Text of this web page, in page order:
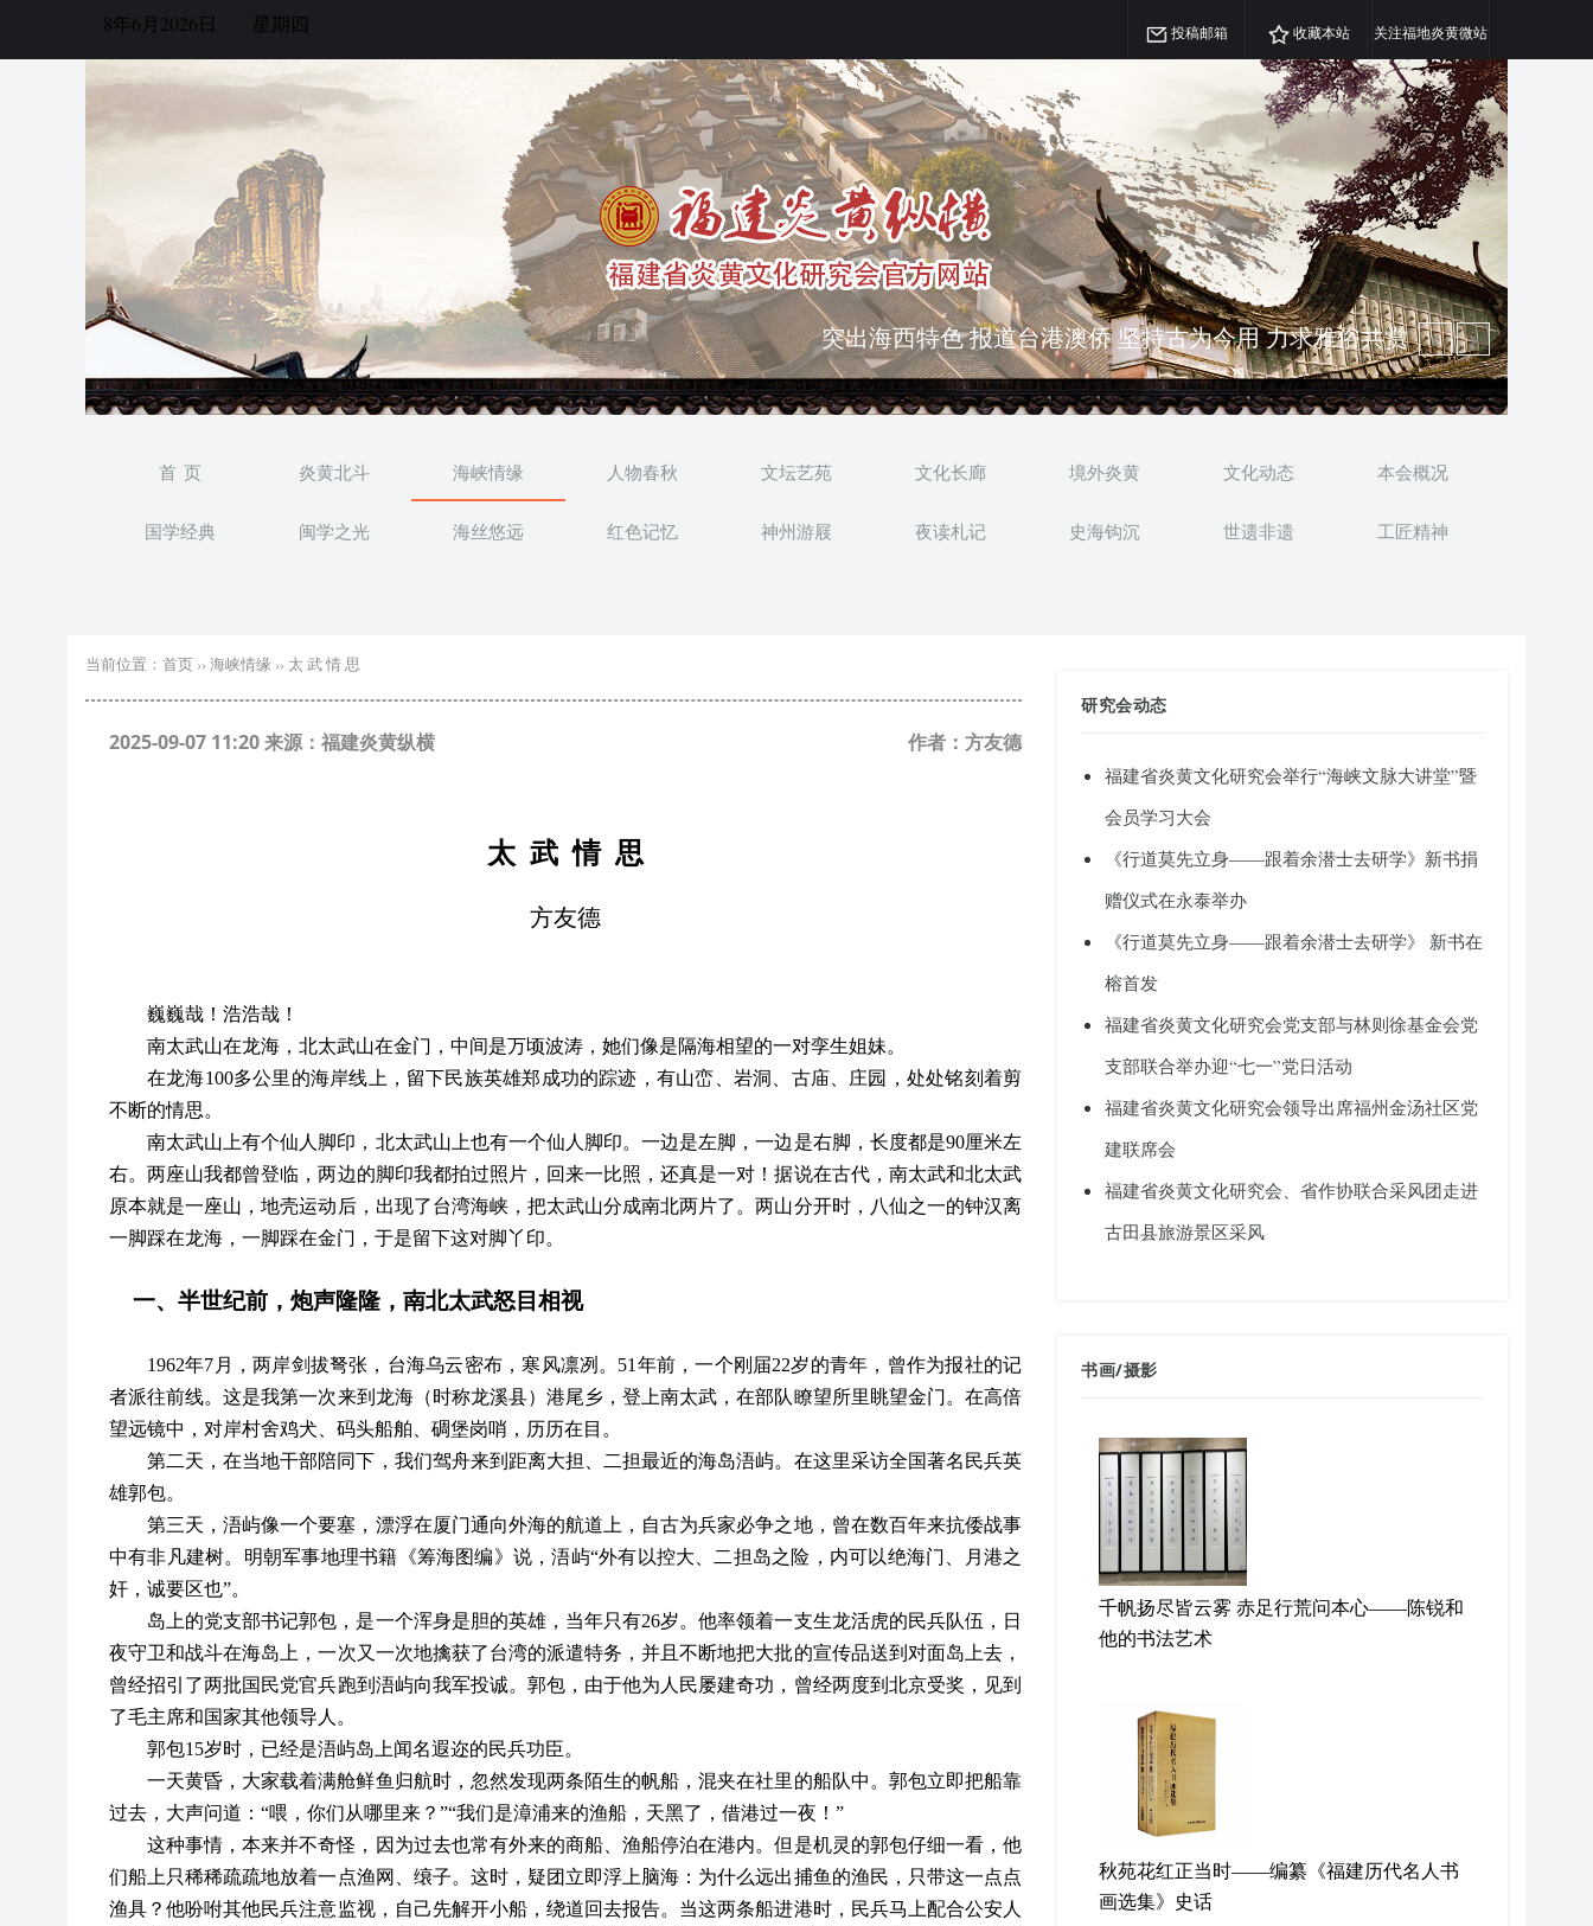
8年6月2026日 星期四 投稿邮箱 收藏本站 关注福地炎黄微站
弘扬优秀文化 振奋民族精神 介绍民族瑰宝 宣传中华精英
突出海西特色 报道台港澳侨 坚持古为今用 力求雅俗共赏
首 页 炎黄北斗 海峡情缘 人物春秋 文坛艺苑 文化长廊 境外炎黄 文化动态 本会概况
国学经典 闽学之光 海丝悠远 红色记忆 神州游屐 夜读札记 史海钩沉 世遗非遗 工匠精神
当前位置： 首页 ›› 海峡情缘 ›› 太 武 情 思
2025-09-07 11:20 来源：福建炎黄纵横 作者：方友德
太 武 情 思
方友德
巍巍哉！浩浩哉！
南太武山在龙海，北太武山在金门，中间是万顷波涛，她们像是隔海相望的一对孪生姐妹。
在龙海100多公里的海岸线上，留下民族英雄郑成功的踪迹，有山峦、岩洞、古庙、庄园，处处铭刻着剪
不断的情思。
南太武山上有个仙人脚印，北太武山上也有一个仙人脚印。一边是左脚，一边是右脚，长度都是90厘米左
右。两座山我都曾登临，两边的脚印我都拍过照片，回来一比照，还真是一对！据说在古代，南太武和北太武
原本就是一座山，地壳运动后，出现了台湾海峡，把太武山分成南北两片了。两山分开时，八仙之一的钟汉离
一脚踩在龙海，一脚踩在金门，于是留下这对脚丫印。
一、半世纪前，炮声隆隆，南北太武怒目相视
1962年7月，两岸剑拔弩张，台海乌云密布，寒风凛冽。51年前，一个刚届22岁的青年，曾作为报社的记
者派往前线。这是我第一次来到龙海（时称龙溪县）港尾乡，登上南太武，在部队瞭望所里眺望金门。在高倍
望远镜中，对岸村舍鸡犬、码头船舶、碉堡岗哨，历历在目。
第二天，在当地干部陪同下，我们驾舟来到距离大担、二担最近的海岛浯屿。在这里采访全国著名民兵英
雄郭包。
第三天，浯屿像一个要塞，漂浮在厦门通向外海的航道上，自古为兵家必争之地，曾在数百年来抗倭战事
中有非凡建树。明朝军事地理书籍《筹海图编》说，浯屿“外有以控大、二担岛之险，内可以绝海门、月港之
奸，诚要区也”。
岛上的党支部书记郭包，是一个浑身是胆的英雄，当年只有26岁。他率领着一支生龙活虎的民兵队伍，日
夜守卫和战斗在海岛上，一次又一次地擒获了台湾的派遣特务，并且不断地把大批的宣传品送到对面岛上去，
曾经招引了两批国民党官兵跑到浯屿向我军投诚。郭包，由于他为人民屡建奇功，曾经两度到北京受奖，见到
了毛主席和国家其他领导人。
郭包15岁时，已经是浯屿岛上闻名遐迩的民兵功臣。
一天黄昏，大家载着满舱鲜鱼归航时，忽然发现两条陌生的帆船，混夹在社里的船队中。郭包立即把船靠
过去，大声问道： “喂，你们从哪里来？”“我们是漳浦来的渔船，天黑了，借港过一夜！”
这种事情，本来并不奇怪，因为过去也常有外来的商船、渔船停泊在港内。但是机灵的郭包仔细一看，他
们船上只稀稀疏疏地放着一点渔网、缞子。这时，疑团立即浮上脑海：为什么远出捕鱼的渔民，只带这一点点
渔具？他吩咐其他民兵注意监视，自己先解开小船，绕道回去报告。当这两条船进港时，民兵马上配合公安人
研究会动态
福建省炎黄文化研究会举行“海峡文脉大讲堂”暨
会员学习大会
《行道莫先立身——跟着余潜士去研学》新书捐
赠仪式在永泰举办
《行道莫先立身——跟着余潜士去研学》 新书在
榕首发
福建省炎黄文化研究会党支部与林则徐基金会党
支部联合举办迎“七一”党日活动
福建省炎黄文化研究会领导出席福州金汤社区党
建联席会
福建省炎黄文化研究会、省作协联合采风团走进
古田县旅游景区采风
书画/摄影
千帆扬尽皆云雾 赤足行荒问本心——陈锐和
他的书法艺术
秋苑花红正当时——编纂《福建历代名人书
画选集》史话